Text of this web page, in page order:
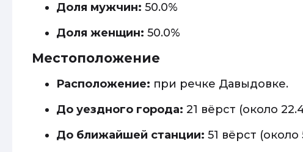
Доля мужчин: 50.0%
Доля женщин: 50.0%
Местоположение
Расположение: при речке Давыдовке.
До уездного города: 21 вёрст (около
До ближайшей станции: 51 вёрст